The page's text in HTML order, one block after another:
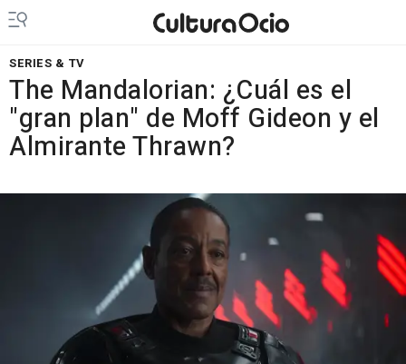
SERIES & TV
The Mandalorian: ¿Cuál es el
"gran plan" de Moff Gideon y el
Almirante Thrawn?